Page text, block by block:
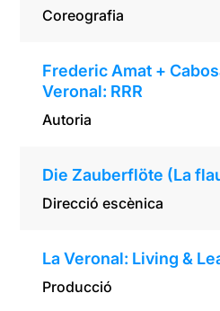
Coreografia
Frederic Amat +
Veronal: RRR
Autoria
Die Zauberflöte (La
Direcció escènica
La Veronal: Living &
Producció